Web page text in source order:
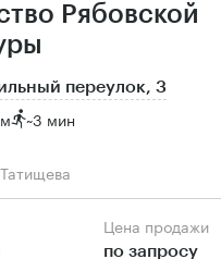
Рябовской
переулок, 3
~3 мин
Цена продажи
по запросу